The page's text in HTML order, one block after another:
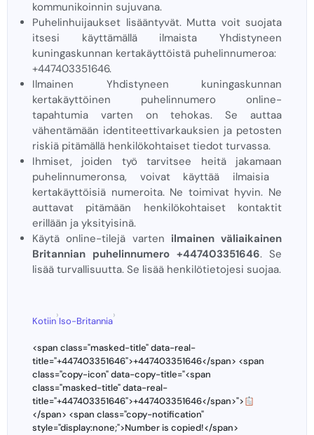
kommunikoinnin sujuvana.
Puhelinhuijaukset lisääntyvät. Mutta voit suojata
itsesi käyttämällä ilmaista Yhdistyneen
kuningaskunnan kertakäyttöistä puhelinnumeroa:
+447403351646.
Ilmainen Yhdistyneen kuningaskunnan
kertakäyttöinen puhelinnumero online-
tapahtumia varten on tehokas. Se auttaa
vähentämään identiteettivarkauksien ja petosten
riskiä pitämällä henkilökohtaiset tiedot turvassa.
Ihmiset, joiden työ tarvitsee heitä jakamaan
puhelinnumeronsa, voivat käyttää ilmaisia ​​
kertakäyttöisiä numeroita. Ne toimivat hyvin. Ne
auttavat pitämään henkilökohtaiset kontaktit
erillään ja yksityisinä.
Käytä online-tilejä varten ilmainen väliaikainen
Britannian puhelinnumero +447403351646. Se
lisää turvallisuutta. Se lisää henkilötietojesi suojaa.
Kotiin
›
Iso-Britannia
›
<span class="masked-title" data-real-
title="+447403351646">+447403351646</span> <span
class="copy-icon" data-copy-title="<span
class="masked-title" data-real-
title="+447403351646">+447403351646</span>">
</span> <span class="copy-notification"
style="display:none;">Number is copied!</span>